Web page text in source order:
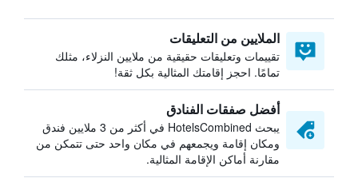
الملايين من التعليقات
تقييمات وتعليقات حقيقية من ملايين النزلاء، مثلك
تمامًا. احجز إقامتك المثالية بكل ثقة!
أفضل صفقات الفنادق
يبحث HotelsCombined في أكثر من 3 ملايين فندق
ومكان إقامة ويجمعهم في مكان واحد حتى تتمكن من
مقارنة أماكن الإقامة المثالية.